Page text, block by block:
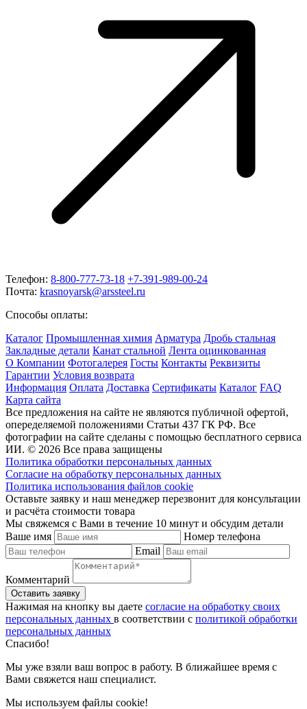
Телефон: 8-800-777-73-18 +7-391-989-00-24
Почта: krasnoyarsk@arssteel.ru
Способы оплаты:
Каталог Промышленная химия Арматура Дробь стальная
Закладные детали Канат стальной Лента оцинкованная
О Компании Фотогалерея Госты Контакты Реквизиты
Гарантии Условия возврата
Информация Оплата Доставка Сертификаты Каталог FAQ
Карта сайта
Все предложения на сайте не являются публичной офертой,
опеределяемой положениями Статьи 437 ГК РФ. Все
фотографии на сайте сделаны с помощью бесплатного сервиса
ИИ. © 2026 Все права защищены
Политика обработки персональных данных
Согласие на обработку персональных данных
Политика использования файлов cookie
Оставьте заявку и наш менеджер перезвонит для консультации
и расчёта стоимости товара
Мы свяжемся с Вами в течение 10 минут и обсудим детали
Ваше имя
Номер телефона
Email
Комментарий
Нажимая на кнопку вы даете согласие на обработку своих
персональных данных в соответствии с политикой обработки
персональных данных
Спасибо!
Мы уже взяли ваш вопрос в работу. В ближайшее время с
Вами свяжется наш специалист.
Мы используем файлы cookie!